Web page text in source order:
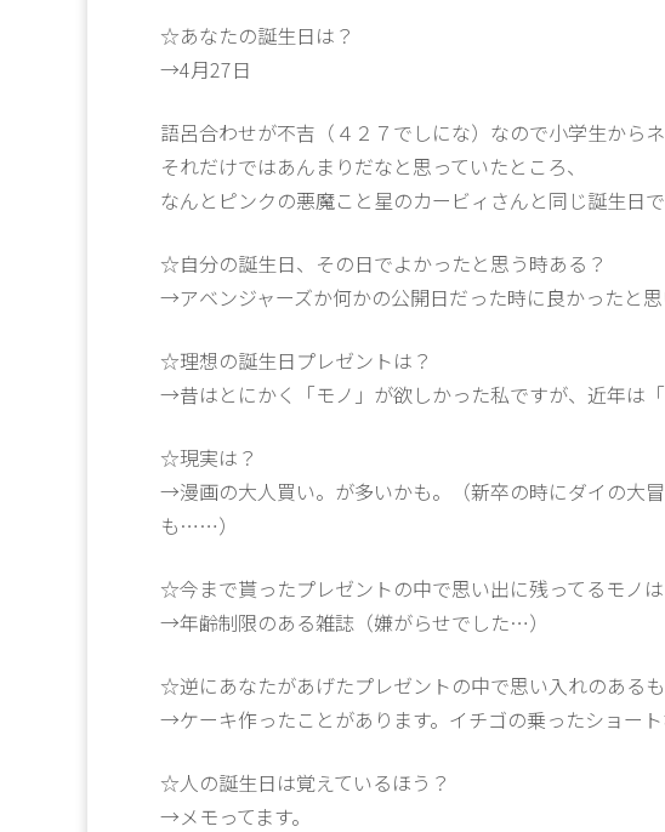
☆あなたの誕生日は？
→4月27日
語呂合わせが不吉（４２７でしにな）なので小学生から
それだけではあんまりだなと思っていたところ、
なんとピンクの悪魔こと星のカービィさんと同じ誕生日
☆自分の誕生日、その日でよかったと思う時ある？
→アベンジャーズか何かの公開日だった時に良かったと思
☆理想の誕生日プレゼントは？
→昔はとにかく「モノ」が欲しかった私ですが、近年は「
☆現実は？
→漫画の大人買い。が多いかも。（新卒の時にダイの大
も……）
☆今まで貰ったプレゼントの中で思い出に残ってるモノ
→年齢制限のある雑誌（嫌がらせでした…）
☆逆にあなたがあげたプレゼントの中で思い入れのある
→ケーキ作ったことがあります。イチゴの乗ったショート
☆人の誕生日は覚えているほう？
→メモってます。